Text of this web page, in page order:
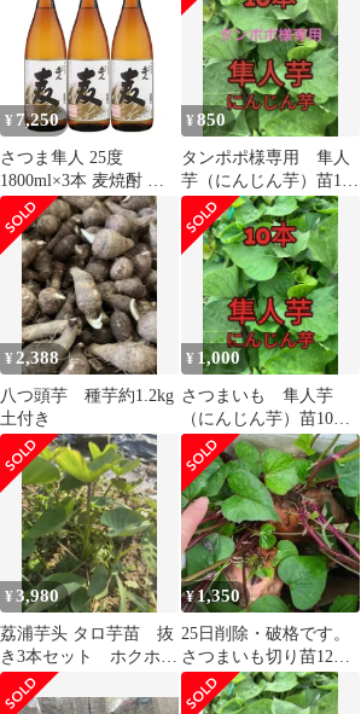
1000円発生します。
1000円発生します。
¥ 7,250
さつま隼人 25度
1800ml×3本 麦焼酎 国
分酒造※北海道・東北
エリアは別途運賃が
1000円発生します。
¥850
タンポポ様専用 隼人
芋（にんじん芋）苗10
本＋α
¥ 2,388
八つ頭芋 種芋約1.2kg
土付き
¥ 1,000
さつまいも 隼人芋
（にんじん芋）苗10本
＋α
¥3,980
荔浦芋头 タロ芋苗 抜
き3本セット ホクホク
里芋
¥1,350
25日削除・破格です。
さつまいも切り苗12
本・2品種有ります。